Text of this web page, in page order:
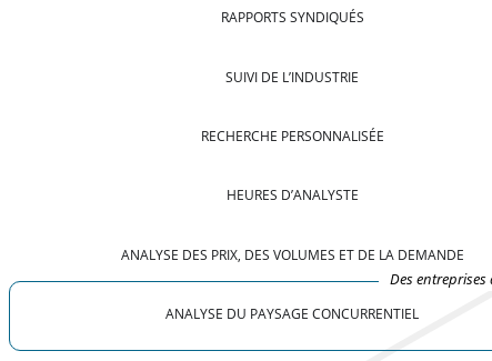
RAPPORTS SYNDIQUÉS
SUIVI DE L’INDUSTRIE
RECHERCHE PERSONNALISÉE
HEURES D’ANALYSTE
ANALYSE DES PRIX, DES VOLUMES ET DE LA DEMANDE
ANALYSE DU PAYSAGE CONCURRENTIEL
Des